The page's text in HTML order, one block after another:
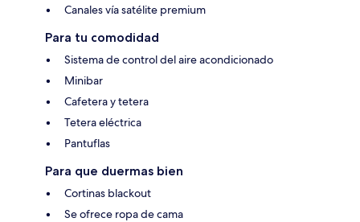
Canales vía satélite premium
Para tu comodidad
Sistema de control del aire acondicionado
Minibar
Cafetera y tetera
Tetera eléctrica
Pantuflas
Para que duermas bien
Cortinas blackout
Se ofrece ropa de cama